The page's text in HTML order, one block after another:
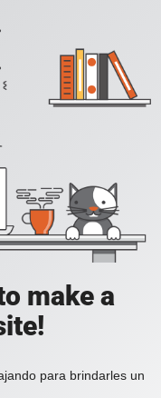
make a
para brindarles un